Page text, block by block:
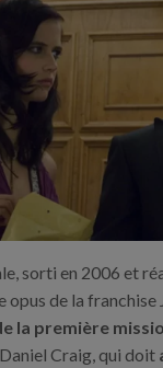
sorti en 2006 et
opus de la franchise
la première
Craig, qui doit